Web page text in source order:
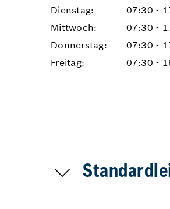
Dienstag:
07:30 -
Mittwoch:
07:30 -
Donnerstag:
07:30 -
Freitag:
07:30 -